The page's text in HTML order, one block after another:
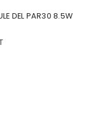
DEL PAR30 8.5W